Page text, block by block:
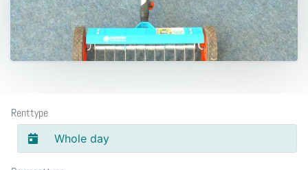
Renttype
Whole day